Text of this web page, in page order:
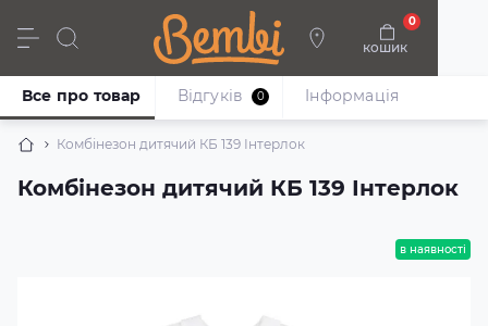
кошик
0
Дівчата Хлопці Немовлята Взуття
Комбінезон дитячий КБ 139 Інтерлок
Комбінезон дитячий КБ 139 Інтерлок
Все про товар Відгуків 0 Iнформація
в наявності